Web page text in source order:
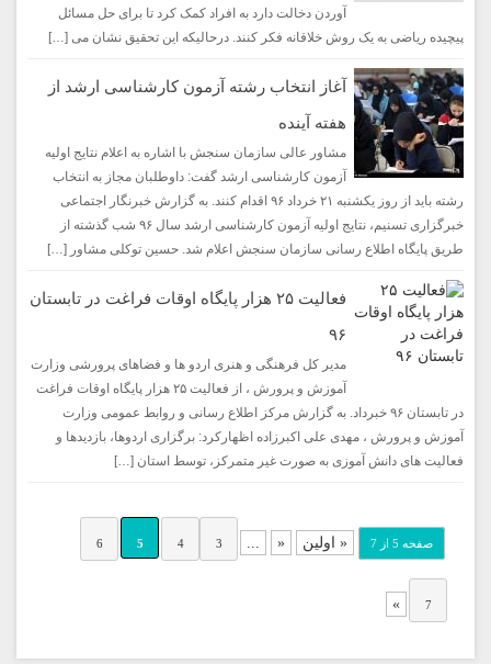
آوردن دخالت دارد به افراد کمک کرد تا برای حل مسائل
پیچیده ریاضی به یک روش خلاقانه فکر کنند. درحالیکه این تحقیق نشان می […]
آغاز انتخاب رشته آزمون کارشناسی ارشد از
هفته آینده
مشاور عالی سازمان سنجش با اشاره به اعلام نتایج اولیه
آزمون کارشناسی ارشد گفت: داوطلبان مجاز به انتخاب
رشته باید از روز یکشنبه ۲۱ خرداد ۹۶ اقدام کنند. به گزارش خبرنگار اجتماعی
خبرگزاری تسنیم، نتایج اولیه آزمون کارشناسی ارشد سال ۹۶ شب گذشته از
طریق پایگاه اطلاع رسانی سازمان سنجش اعلام شد. حسین توکلی مشاور […]
فعالیت ۲۵ هزار پایگاه اوقات فراغت در تابستان
۹۶
مدیر كل فرهنگی و هنری اردو ها و فضاهای پرورشی وزارت
آموزش و پرورش ، از فعالیت ۲۵ هزار پایگاه اوقات فراغت
در تابستان ۹۶ خبرداد. به گزارش مركز اطلاع رسانی و روابط عمومی وزارت
آموزش و پرورش ، مهدی علی اكبرزاده اظهاركرد: برگزاری اردوها، بازدیدها و
فعالیت های دانش آموزی به صورت غیر متمركز، توسط استان […]
صفحه 5 از 7 « اولین «
...
3
4
5
6
7
»